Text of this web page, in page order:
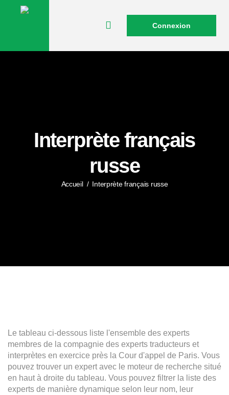
Connexion
Interprète français
russe
Accueil / Interprète français russe
Le tableau ci-dessous liste l'ensemble des experts
membres de la compagnie des experts traducteurs et
interprètes en exercice près la Cour d'appel de Paris. Vous
pouvez trouver un expert avec le moteur de recherche situé
en haut à droite du tableau. Vous pouvez filtrer la liste des
experts de manière dynamique selon leur nom, leur